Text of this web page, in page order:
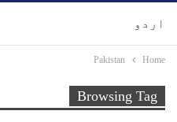
اردو
Home
Pakistan
Browsing Tag